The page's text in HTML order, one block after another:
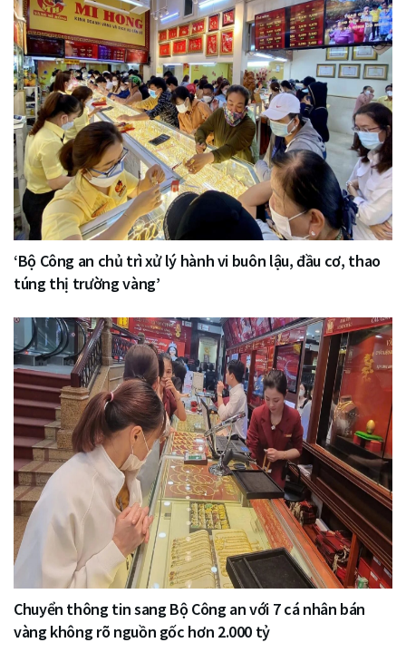
‘Bộ Công an chủ trì xử lý hành vi buôn lậu, đầu cơ, thao
túng thị trường vàng’
Chuyển thông tin sang Bộ Công an với 7 cá nhân bán
vàng không rõ nguồn gốc hơn 2.000 tỷ